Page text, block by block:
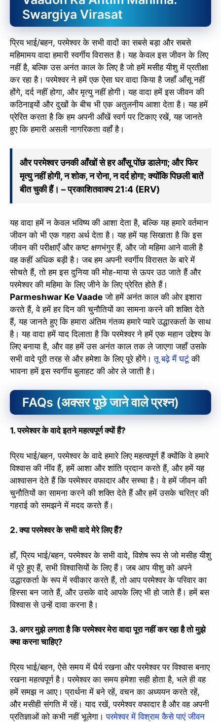
Swargiya Virasat
प्रिय भाई/बहन, परमेश्वर के सभी वादों का सबसे बड़ा और सबसे
महिमामय वादा हमारी स्वर्गीय विरासत है। यह केवल इस जीवन के लिए
नहीं है, बल्कि उस अनंत काल के लिए है जो हमें मसीह यीशु में प्रतीक्षा
कर रहा है। परमेश्वर ने हमें एक ऐसा घर वादा किया है जहाँ आँसू नहीं
होंगे, दर्द नहीं होगा, और मृत्यु नहीं होगी। यह वादा हमें इस जीवन की
कठिनाइयों और दुखों के बीच भी एक अतुलनीय आशा देता है। यह हमें
प्रेरित करता है कि हम अपनी आँखें स्वर्ग पर टिकाए रखें, यह जानते
हुए कि हमारी असली नागरिकता वहाँ है।
और परमेश्वर उनकी आँखों से हर आँसू पोंछ डालेगा; और फिर
मृत्यु नहीं होगी, न शोक, न रोना, न दर्द होगा; क्योंकि पिछली बातें
बीत चुकी हैं। – प्रकाशितवाक्य 21:4 (ERV)
यह वादा हमें न केवल भविष्य की आशा देता है, बल्कि यह हमारे वर्तमान
जीवन को भी एक गहरा अर्थ देता है। यह हमें यह सिखाता है कि इस
जीवन की परीक्षाएँ और कष्ट क्षणभंगुर हैं, और जो महिमा आने वाली है
वह कहीं अधिक बड़ी है। जब हम अपनी स्वर्गीय विरासत के बारे में
सोचते हैं, तो हम इस दुनिया की मोह-माया से ऊपर उठ जाते हैं और
परमेश्वर की महिमा के लिए जीने के लिए प्रेरित होते हैं।
Parmeshwar Ke Vaade जो हमें अनंत काल की ओर इशारा
करते हैं, वे हमें हर दिन की चुनौतियों का सामना करने की शक्ति देते
हैं, यह जानते हुए कि हमारा अंतिम गंतव्य हमारे प्यारे उद्धारकर्ता के साथ
है। यह वादा हमें याद दिलाता है कि परमेश्वर ने हमें एक महान उद्देश्य के
लिए बनाया है, और वह हमें उस अनंत काल तक ले जाएगा जहाँ उसके
सभी वादे पूरी तरह से और हमेशा के लिए पूरे होंगे।तू बढ़े मैं घटूं की
भावना हमें इस स्वर्गीय बुलाहट की ओर ले जाती है।
FAQs (अक्सर पूछे जाने वाले प्रश्न)
1. परमेश्वर के वादे इतने महत्वपूर्ण क्यों हैं?
प्रिय भाई/बहन, परमेश्वर के वादे हमारे लिए महत्वपूर्ण हैं क्योंकि वे हमारे
विश्वास की नींव हैं, हमें आशा और शांति प्रदान करते हैं, और हमें यह
आश्वासन देते हैं कि परमेश्वर वफादार और सच्चा है। वे हमें जीवन की
चुनौतियों का सामना करने की शक्ति देते हैं और हमें उसके चरित्र की
गहराई को समझने में मदद करते हैं।
2. क्या परमेश्वर के सभी वादे मेरे लिए हैं?
हाँ, प्रिय भाई/बहन, परमेश्वर के सभी वादे, विशेष रूप से जो मसीह यीशु
में पूरे हुए हैं, सभी विश्वासियों के लिए हैं। जब आप यीशु को अपने
उद्धारकर्ता के रूप में स्वीकार करते हैं, तो आप परमेश्वर के परिवार का
हिस्सा बन जाते हैं, और उसके वादे आपके लिए भी हो जाते हैं। हमें बस
विश्वास से उन्हें दावा करना है।
3. अगर मुझे लगता है कि परमेश्वर मेरा वादा पूरा नहीं कर रहा है तो मुझे
क्या करना चाहिए?
प्रिय भाई/बहन, ऐसे समय में धैर्य रखना और परमेश्वर पर विश्वास बनाए
रखना महत्वपूर्ण है। परमेश्वर का समय हमेशा सही होता है, भले ही वह
हमें समझ न आए। प्रार्थना में बने रहें, वचन का अध्ययन करते रहें,
और मसीही संगति में रहें। याद रखें, परमेश्वर वफादार है और वह अपनी
प्रतिज्ञाओं को कभी नहीं भूलेगा।परमेश्वर में विश्राम कैसे पाएं जीवन